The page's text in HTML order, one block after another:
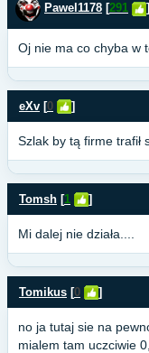
Pawel1178 [291 ]
Oj nie ma co chyba w
eXv [0 ]
Szlak by tą firme trafił
Tomsh [1 ]
Mi dalej nie działa....
Tomikus [0 ]
no ja tutaj sie na
mialem tam uczciwie